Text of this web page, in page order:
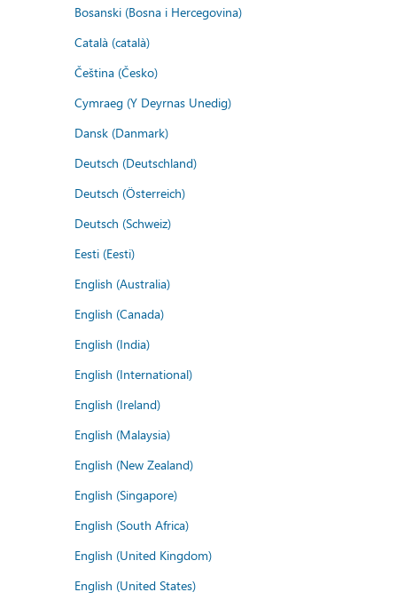
Bosanski (Bosna i Hercegovina)
Català (català)
Čeština (Česko)
Cymraeg (Y Deyrnas Unedig)
Dansk (Danmark)
Deutsch (Deutschland)
Deutsch (Österreich)
Deutsch (Schweiz)
Eesti (Eesti)
English (Australia)
English (Canada)
English (India)
English (International)
English (Ireland)
English (Malaysia)
English (New Zealand)
English (Singapore)
English (South Africa)
English (United Kingdom)
English (United States)